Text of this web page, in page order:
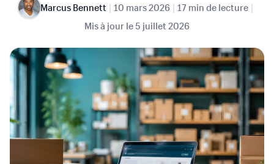
Marcus Bennett | 10 mars 2026 | 17 min de lecture |
Mis à jour le 5 juillet 2026